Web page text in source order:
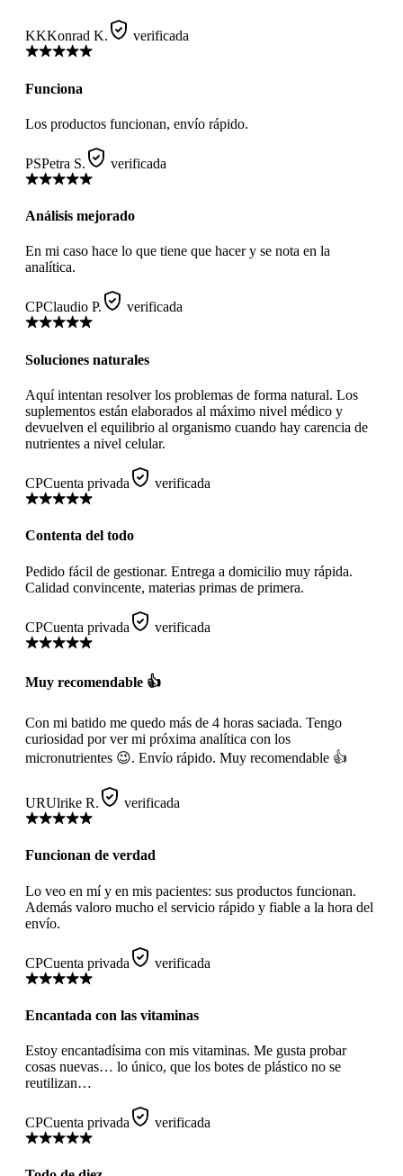
KKKonrad K. verificada
Funciona
Los productos funcionan, envío rápido.
PSPetra S. verificada
Análisis mejorado
En mi caso hace lo que tiene que hacer y se nota en la
analítica.
CPClaudio P. verificada
Soluciones naturales
Aquí intentan resolver los problemas de forma natural. Los
suplementos están elaborados al máximo nivel médico y
devuelven el equilibrio al organismo cuando hay carencia de
nutrientes a nivel celular.
CPCuenta privada verificada
Contenta del todo
Pedido fácil de gestionar. Entrega a domicilio muy rápida.
Calidad convincente, materias primas de primera.
CPCuenta privada verificada
Muy recomendable 👍
Con mi batido me quedo más de 4 horas saciada. Tengo
curiosidad por ver mi próxima analítica con los
micronutrientes 😉. Envío rápido. Muy recomendable 👍
URUlrike R. verificada
Funcionan de verdad
Lo veo en mí y en mis pacientes: sus productos funcionan.
Además valoro mucho el servicio rápido y fiable a la hora del
envío.
CPCuenta privada verificada
Encantada con las vitaminas
Estoy encantadísima con mis vitaminas. Me gusta probar
cosas nuevas… lo único, que los botes de plástico no se
reutilizan…
CPCuenta privada verificada